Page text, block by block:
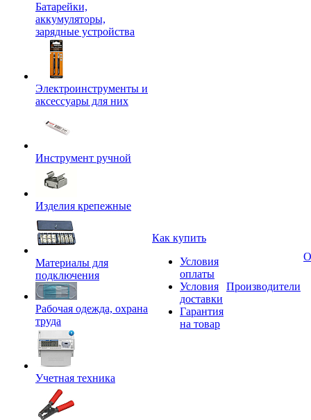
Батарейки,
аккумуляторы,
зарядные устройства
Электроинструменты и
аксессуары для них
Инструмент ручной
Изделия крепежные
Материалы для
подключения
Рабочая одежда, охрана
труда
Учетная техника
Как купить
Условия
оплаты
Условия
доставки
Гарантия
на товар
Производители